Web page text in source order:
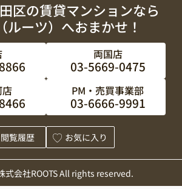
区の賃貸マンションなら
ルーツ）へおまかせ！
両国店
03-5669-0475
店 PM・売買事業部
03-6666-9991
閲覧履歴 お気に入り
式会社ROOTS All rights reserved.